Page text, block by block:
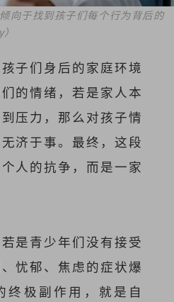
向于找到孩子们每个行为背后的
子们身后的家庭环境
的情绪，若是家人本
压力，那么对孩子情
济于事。最终，这段
人的抗争，而是一家
是青少年们没有接受
忧郁、焦虑的症状爆
终极副作用，就是自